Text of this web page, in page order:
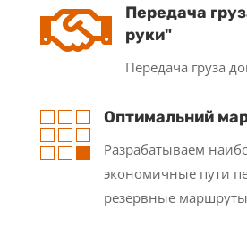

Передача
руки"
Передача груза
 Оптимальний
Разрабатываем
экономичные пути
резервные